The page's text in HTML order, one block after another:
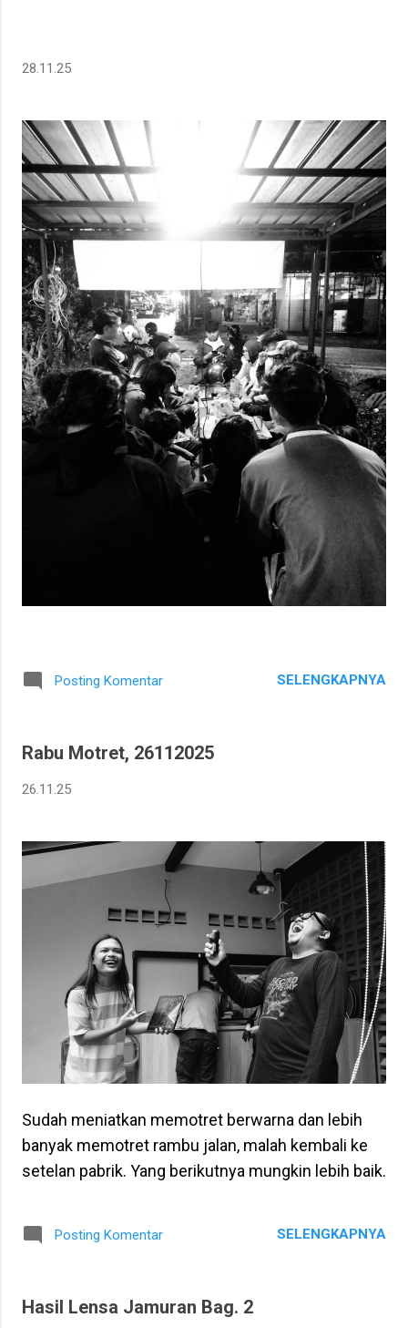
28.11.25
Posting Komentar SELENGKAPNYA
Rabu Motret, 26112025
26.11.25
Sudah meniatkan memotret berwarna dan lebih
banyak memotret rambu jalan, malah kembali ke
setelan pabrik. Yang berikutnya mungkin lebih baik.
Posting Komentar SELENGKAPNYA
Hasil Lensa Jamuran Bag. 2